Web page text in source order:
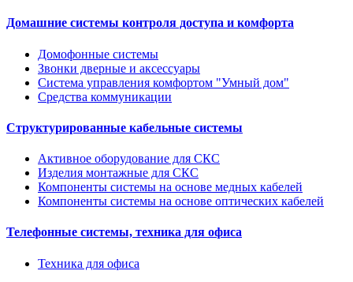
Домашние системы контроля доступа и комфорта
Домофонные системы
Звонки дверные и аксессуары
Система управления комфортом "Умный дом"
Средства коммуникации
Структурированные кабельные системы
Активное оборудование для СКС
Изделия монтажные для СКС
Компоненты системы на основе медных кабелей
Компоненты системы на основе оптических кабелей
Телефонные системы, техника для офиса
Техника для офиса